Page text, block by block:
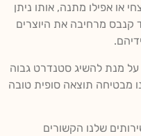
או אפילו מתנה, אותו ניתן
קנבס מרחיבה את היוצרים
מנת להשיג סטנדרט גבוה
מבטיחה תוצאה סופית טובה
שלנו הקשורים